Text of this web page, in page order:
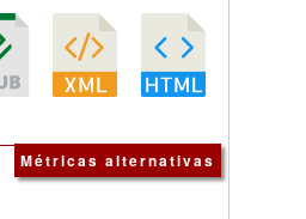
Métricas alternativas